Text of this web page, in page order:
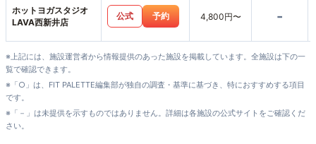
ホットヨガスタジオ
LAVA西新井店
公式 予約 4,800円〜 -
※上記には、施設運営者から情報提供のあった施設を掲載しています。全施設は下の一
覧で確認できます。
※「○」は、FIT PALETTE編集部が独自の調査・基準に基づき、特におすすめする項目
です。
※「－」は未提供を示すものではありません。詳細は各施設の公式サイトをご確認くだ
さい。